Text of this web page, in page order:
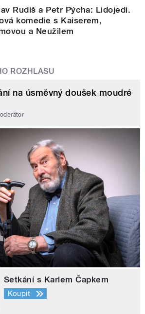
Rudiš a Petr Pýcha: Lidojedi.
komedie s Kaiserem,
a Neužilem
ROZHLASU
na úsměvný doušek moudré
Setkání s Karlem Čapkem
Koupit